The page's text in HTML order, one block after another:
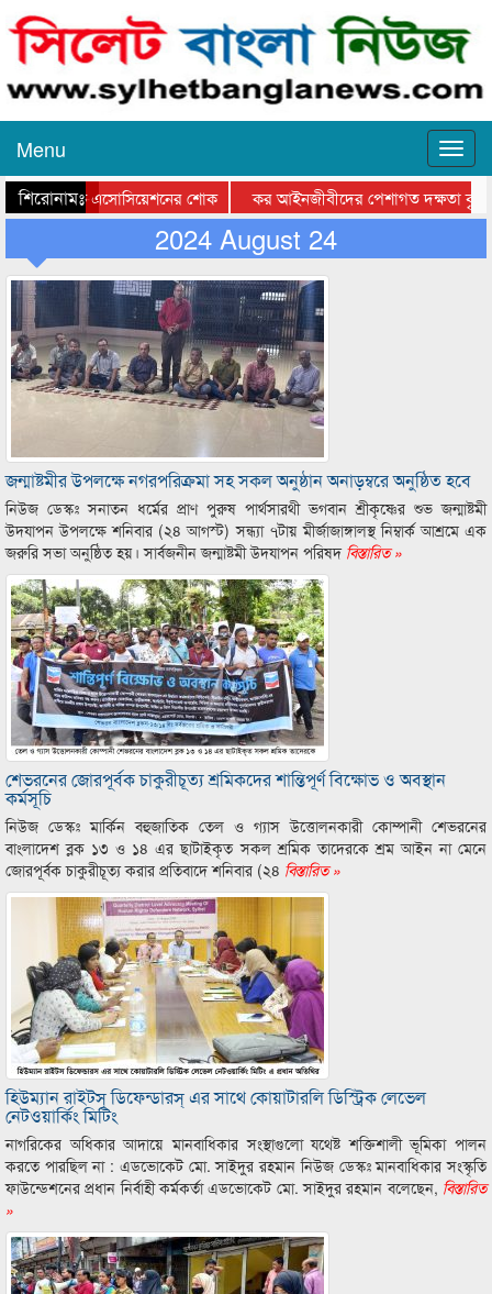
Menu
শিরোনামঃ-
মিউজিক এসোসিয়েশনের শোক
কর আইনজীবীদের পেশাগত দক্ষতা
মায়ের মৃত্যুতে মিফতাহ্ সিদ্দিকীর গভীর শোক
2024 August 24
জন্মাষ্টমীর উপলক্ষে নগরপরিক্রমা সহ সকল অনুষ্ঠান অনাড়ম্বরে অনুষ্ঠিত হবে
নিউজ ডেস্কঃ সনাতন ধর্মের প্রাণ পুরুষ পার্থসারথী ভগবান শ্রীকৃষ্ণের শুভ জন্মাষ্টমী
উদযাপন উপলক্ষে শনিবার (২৪ আগস্ট) সন্ধ্যা ৭টায় মীর্জাজাঙ্গালস্থ নিম্বার্ক আশ্রমে এক
জরুরি সভা অনুষ্ঠিত হয়। সার্বজনীন জন্মাষ্টমী উদযাপন পরিষদবিস্তারিত »
শেভরনের জোরপূর্বক চাকুরীচূত্য শ্রমিকদের শান্তিপূর্ণ বিক্ষোভ ও অবস্থান
কর্মসূচি
নিউজ ডেস্কঃ মার্কিন বহুজাতিক তেল ও গ্যাস উত্তোলনকারী কোম্পানী শেভরনের
বাংলাদেশ ব্লক ১৩ ও ১৪ এর ছাটাইকৃত সকল শ্রমিক তাদেরকে শ্রম আইন না মেনে
জোরপূর্বক চাকুরীচূত্য করার প্রতিবাদে শনিবার (২৪ বিস্তারিত »
হিউম্যান রাইটস্ ডিফেন্ডারস্ এর সাথে কোয়াটারলি ডিস্ট্রিক লেভেল
নেটওয়ার্কিং মিটিং
নাগরিকের অধিকার আদায়ে মানবাধিকার সংস্থাগুলো যথেষ্ট শক্তিশালী ভূমিকা পালন
করতে পারছিল না : এডভোকেট মো. সাইদুর রহমান নিউজ ডেস্কঃ মানবাধিকার সংস্কৃতি
ফাউন্ডেশনের প্রধান নির্বাহী কর্মকর্তা এডভোকেট মো. সাইদুর রহমান বলেছেন, বিস্তারিত
»